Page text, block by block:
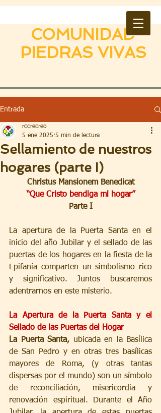
COMUNIDAD
PIEDRAS VIVAS
Entrada
Sellamiento de nuestros
hogares (parte I)
rccrecreo
5 ene 2025 5 min de lectura
Christus Mansionem Benedicat
“Que Cristo bendiga mi hogar”
Parte I
La apertura de la Puerta Santa en el
inicio del año Jubilar y el sellado de las
puertas de los hogares en la fiesta de la
Epifanía comparten un simbolismo rico
y significativo. Juntos buscaremos
adentrarnos en este misterio.
La Apertura de la Puerta Santa y el
Sellado de las Puertas del Hogar
La Puerta Santa, ubicada en la Basílica
de San Pedro y en otras tres basílicas
mayores de Roma, (y otras tantas
dispersas por el mundo) son un símbolo
de reconciliación, misericordia y
renovación espiritual. Durante el Año